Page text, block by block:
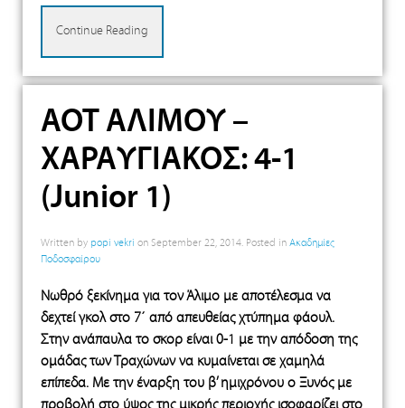
Continue Reading
ΑΟΤ ΑΛΙΜΟΥ –
ΧΑΡΑΥΓΙΑΚΟΣ: 4-1
(Junior 1)
Written by popi vekri on September 22, 2014. Posted in Ακαδημίες
Ποδοσφαίρου
Νωθρό ξεκίνημα για τον Άλιμο με αποτέλεσμα να
δεχτεί γκολ στο 7΄ από απευθείας χτύπημα φάουλ.
Στην ανάπαυλα το σκορ είναι 0-1 με την απόδοση της
ομάδας των Τραχώνων να κυμαίνεται σε χαμηλά
επίπεδα. Με την έναρξη του β’ ημιχρόνου ο Ξυνός με
προβολή στο ύψος της μικρής περιοχής ισοφαρίζει στο